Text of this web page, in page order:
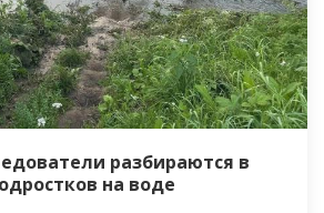
разбираются в
на воде